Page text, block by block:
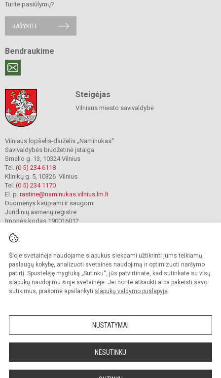
Šioje svetainėje naudojame slapukus siekdami užtikrinti jums teikiamų
paslaugų kokybę, analizuoti svetainės naudojimą ir optimizuoti naršymo
patirtį. Spustelėję mygtuką „Sutinku“, jūs patvirtinate, kad sutinkate su visų
slapukų naudojimu šioje svetainėje. Jei norite atšaukti arba pakeisti savo
sutikimus, prašome apsilankyti slapukų valdymo puslapyje.
NUSTATYMAI
NESUTINKU
Turite pasiūlymų?
RAŠYKITE
Bendraukime
Steigėjas
Vilniaus miesto savivaldybė
Vilniaus lopšelis-darželis „Naminukas“
Savivaldybės biudžetinė įstaiga
Smėlio g. 13, 10324 Vilnius
Tel. (0 5) 234 6118
Klinikų g. 5, 10326 Vilnius
Tel. (0 5) 234 1170
El. p. rastine@naminukas.vilnius.lm.lt
Duomenys kaupiami ir saugomi
Juridinių asmenų registre
Įmonės kodas 190016012
© 2022. Vilniaus lopšelis darželis Naminukas. Visos teisės saugomos.
Kopijuoti turinį be raštiško darželio administracijos sutikimo griežtai draudžiama.
Prieinamumo paraiška Slapukų valdymas
Sumanus būdas atnaujinti